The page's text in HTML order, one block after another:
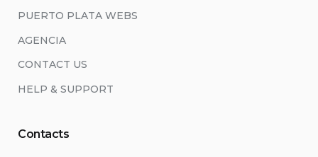
PUERTO PLATA WEBS
AGENCIA
CONTACT US
HELP & SUPPORT
Contacts